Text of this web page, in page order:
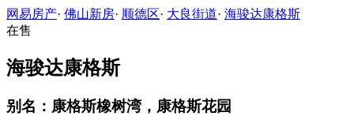
网易房产· 佛山新房· 顺德区· 大良街道· 海骏达康格斯
在售
海骏达康格斯
别名：康格斯橡树湾，康格斯花园